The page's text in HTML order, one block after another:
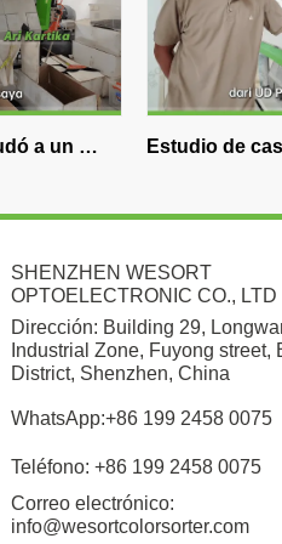
Estudio de caso de molino de
SHENZHEN WESORT
OPTOELECTRONIC CO., LTD
Dirección: Building 29,
Industrial Zone, Fuyong street,
District, Shenzhen, China
WhatsApp:+86 199 2458 0075
Teléfono: +86 199 2458 0075
Correo electrónico:
info@wesortcolorsorter.com